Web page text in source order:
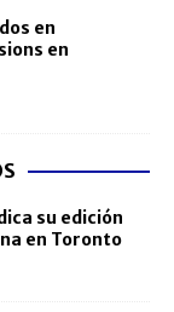
en
en
su edición
en Toronto